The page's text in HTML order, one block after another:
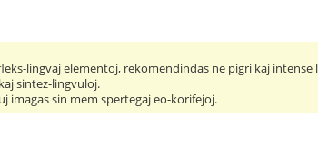
lingvaj elementoj, rekomendindas ne pigri kaj intense
sintez-lingvuloj.
imagas sin mem spertegaj eo-korifejoj.